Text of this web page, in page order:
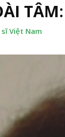
Việt Nam